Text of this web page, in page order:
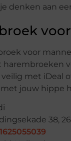
denken aan
voor
harembroeken
veilig met iDeal
met jouw hippe
38,